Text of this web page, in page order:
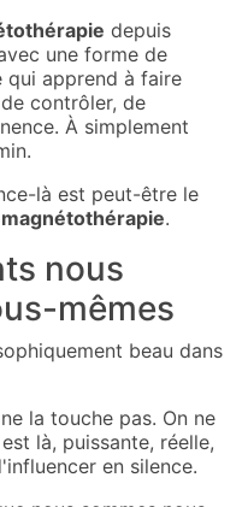
depuis
une forme de
qui apprend à faire
contrôler, de
À simplement
là est peut-être le
.
nous
mêmes
beau dans
la touche pas. On ne
là, puissante, réelle,
en silence.